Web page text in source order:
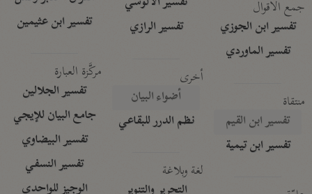
جمع الأقوال
تفسير ابن الجوزي
تفسير الماوردي
منتقاة
تفسير ابن القيم
تفسير ابن تيمية
تفسير الرازي
أخرى
أضواء البيان
نظم الدرر للبقاعي
لغة وبلاغة
تفسير ابن عثيمين
مركَّزة العبارة
تفسير الجلالين
جامع البيان للإيجي
تفسير البيضاوي
تفسير النسفي
الوجيز للواحدي